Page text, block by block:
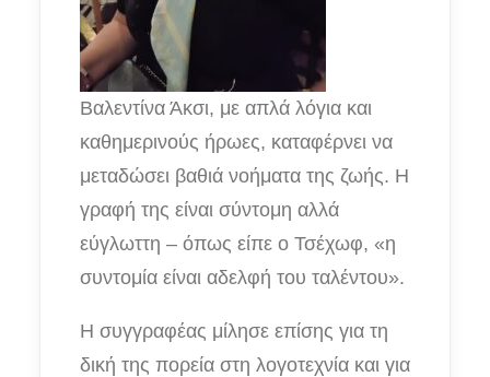
Βαλεντίνα Άκσι, με απλά λόγια και
καθημερινούς ήρωες, καταφέρνει να
μεταδώσει βαθιά νοήματα της ζωής. Η
γραφή της είναι σύντομη αλλά
εύγλωττη – όπως είπε ο Τσέχωφ, «η
συντομία είναι αδελφή του ταλέντου».
Η συγγραφέας μίλησε επίσης για τη
δική της πορεία στη λογοτεχνία και για